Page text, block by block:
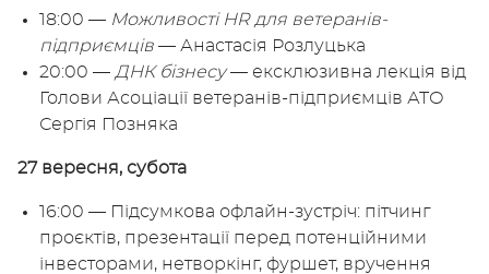
18:00 — Можливості HR для ветеранів-
підприємців — Анастасія Розлуцька
20:00 — ДНК бізнесу— ексклюзивна лекція від
Голови Асоціації ветеранів-підприємців АТО
Сергія Позняка
27 вересня, субота
16:00 — Підсумкова офлайн-зустріч: пітчинг
проєктів, презентації перед потенційними
інвесторами, нетворкінг, фуршет, вручення